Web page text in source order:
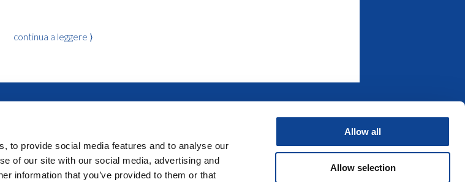
to provide social media features and to analyse our
of our site with our social media, advertising and
information that you’ve provided to them or that
Allow all
Allow selection
continua a leggere ⟩